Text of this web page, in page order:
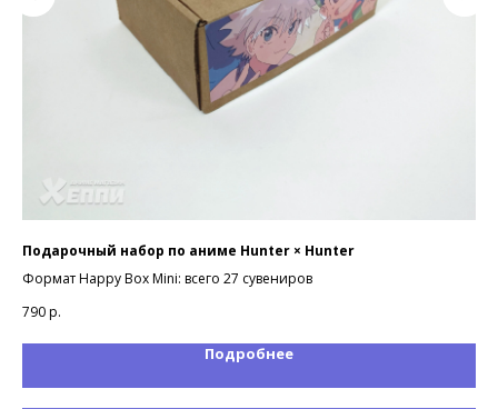
Подарочный набор по аниме Hunter × Hunter
Формат Happy Box Mini: всего 27 сувениров
790р.
Подробнее